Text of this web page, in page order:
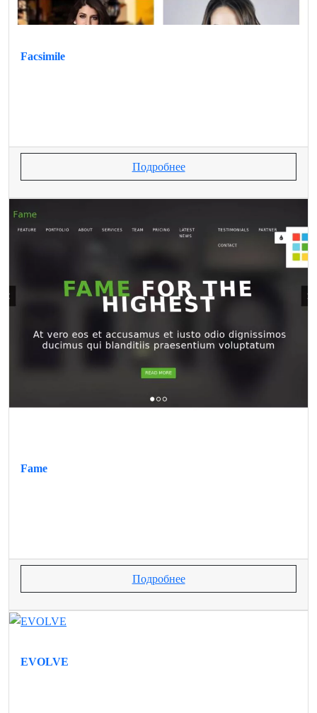
Facsimile
Подробнее
Fame
Подробнее
EVOLVE